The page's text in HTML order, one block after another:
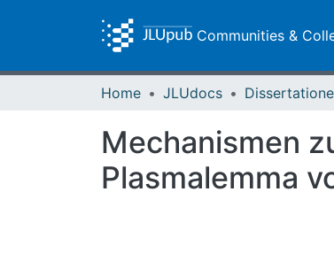
Communities &
Home JLUdocs
Mechanismen
Plasmalemma